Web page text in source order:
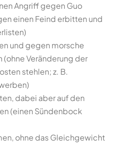
Angriff gegen Guo
einen Feind erbitten und
und gegen morsche
(ohne Veränderung der
stehlen; z. B.
dabei aber auf den
(einen Sündenbock
ohne das Gleichgewicht